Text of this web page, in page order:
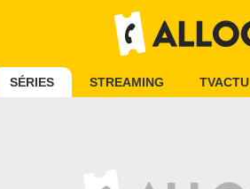
SÉRIES STREAMING TVACTU